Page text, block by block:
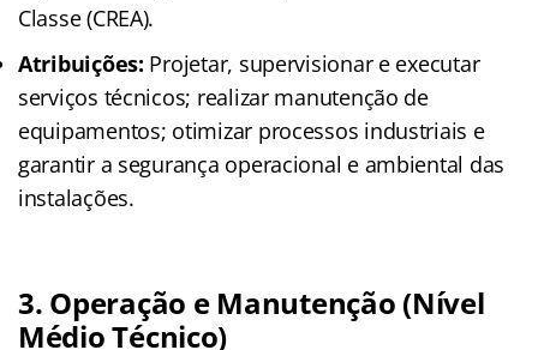
Classe (CREA).
Atribuições: Projetar, supervisionar e executar
serviços técnicos; realizar manutenção de
equipamentos; otimizar processos industriais e
garantir a segurança operacional e ambiental das
instalações.
3. Operação e Manutenção (Nível
Médio Técnico)